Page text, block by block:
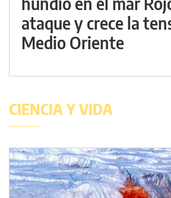
ataque y crece la
Medio Oriente
CIENCIA Y VIDA